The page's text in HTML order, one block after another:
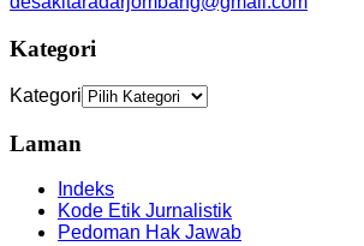
Kategori
Kategori
Laman
Indeks
Kode Etik Jurnalistik
Pedoman Hak Jawab